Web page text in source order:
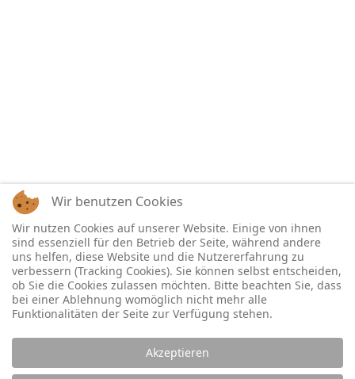
Wir benutzen Cookies
Wir nutzen Cookies auf unserer Website. Einige von ihnen
sind essenziell für den Betrieb der Seite, während andere
uns helfen, diese Website und die Nutzererfahrung zu
verbessern (Tracking Cookies). Sie können selbst entscheiden,
ob Sie die Cookies zulassen möchten. Bitte beachten Sie, dass
bei einer Ablehnung womöglich nicht mehr alle
Funktionalitäten der Seite zur Verfügung stehen.
Akzeptieren